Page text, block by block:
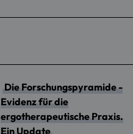
Die Forschungspyramide -
Evidenz für die
ergotherapeutische Praxis.
Ein Update